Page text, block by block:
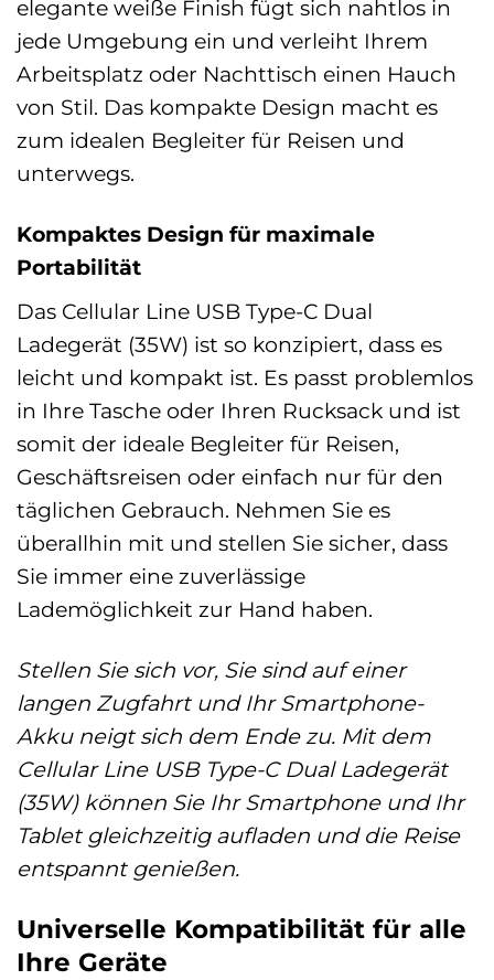
elegante weiße Finish fügt sich nahtlos in
jede Umgebung ein und verleiht Ihrem
Arbeitsplatz oder Nachttisch einen Hauch
von Stil. Das kompakte Design macht es
zum idealen Begleiter für Reisen und
unterwegs.
Kompaktes Design für maximale
Portabilität
Das Cellular Line USB Type-C Dual
Ladegerät (35W) ist so konzipiert, dass es
leicht und kompakt ist. Es passt problemlos
in Ihre Tasche oder Ihren Rucksack und ist
somit der ideale Begleiter für Reisen,
Geschäftsreisen oder einfach nur für den
täglichen Gebrauch. Nehmen Sie es
überallhin mit und stellen Sie sicher, dass
Sie immer eine zuverlässige
Lademöglichkeit zur Hand haben.
Stellen Sie sich vor, Sie sind auf einer
langen Zugfahrt und Ihr Smartphone-
Akku neigt sich dem Ende zu. Mit dem
Cellular Line USB Type-C Dual Ladegerät
(35W) können Sie Ihr Smartphone und Ihr
Tablet gleichzeitig aufladen und die Reise
entspannt genießen.
Universelle Kompatibilität für alle
Ihre Geräte